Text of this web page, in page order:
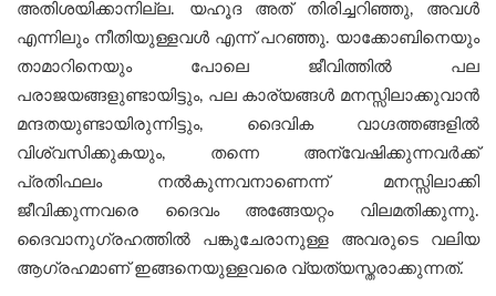
അതിശയിക്കാനില്ല. യഹൂദ അത് തിരിച്ചറിഞ്ഞു, അവൾ
എന്നിലും നീതിയുള്ളവൾ എന്ന് പറഞ്ഞു. യാക്കോബിനെയും
താമാറിനെയും പോലെ ജീവിത്തില്‍ പല
പരാജയങ്ങളുണ്ടായിട്ടും, പല കാര്യങ്ങള്‍ മനസ്സിലാക്കുവാന്‍
മന്ദതയുണ്ടായിരുന്നിട്ടും, ദൈവിക വാഗ്ദത്തങ്ങളില്‍
വിശ്വസിക്കുകയും, തന്നെ അന്വേഷിക്കുന്നവർക്ക്
പ്രതിഫലം നൽകുന്നവനാണെന്ന് മനസ്സിലാക്കി
ജീവിക്കുന്നവരെ ദൈവം അങ്ങേയറ്റം വിലമതിക്കുന്നു.
ദൈവാനുഗ്രഹത്തിൽ പങ്കുചേരാനുള്ള അവരുടെ വലിയ
ആഗ്രഹമാണ് ഇങ്ങനെയുള്ളവരെ വ്യത്യസ്തരാക്കുന്നത്.